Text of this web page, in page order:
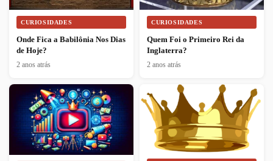
CURIOSIDADES
Onde Fica a Babilônia Nos Dias
de Hoje?
2 anos atrás
CURIOSIDADES
Quem Foi o Primeiro Rei da
Inglaterra?
2 anos atrás